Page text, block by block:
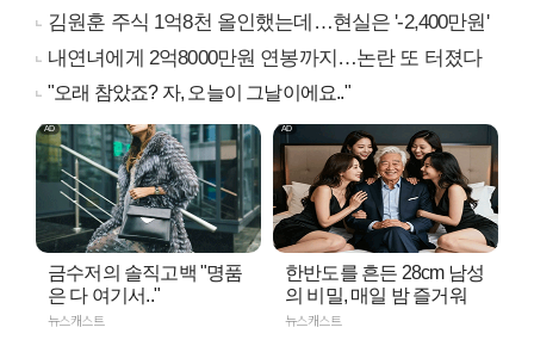
김원훈 주식 1억8천 올인했는데…현실은 '-2,400만원'
내연녀에게 2억8000만원 연봉까지…논란 또 터졌다
"오래 참았죠? 자, 오늘이 그날이에요.."
금수저의 솔직고백 "명품
은 다 여기서.."
뉴스캐스트
한반도를 흔든 28cm 남성
의 비밀, 매일 밤 즐거워
뉴스캐스트